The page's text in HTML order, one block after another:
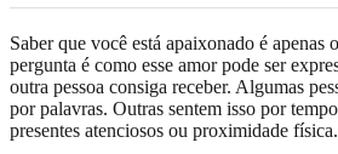
Saber que você está apaixonado é apenas
pergunta é como esse amor pode ser
outra pessoa consiga receber. Algumas
por palavras. Outras sentem isso por
presentes atenciosos ou proximidade física.